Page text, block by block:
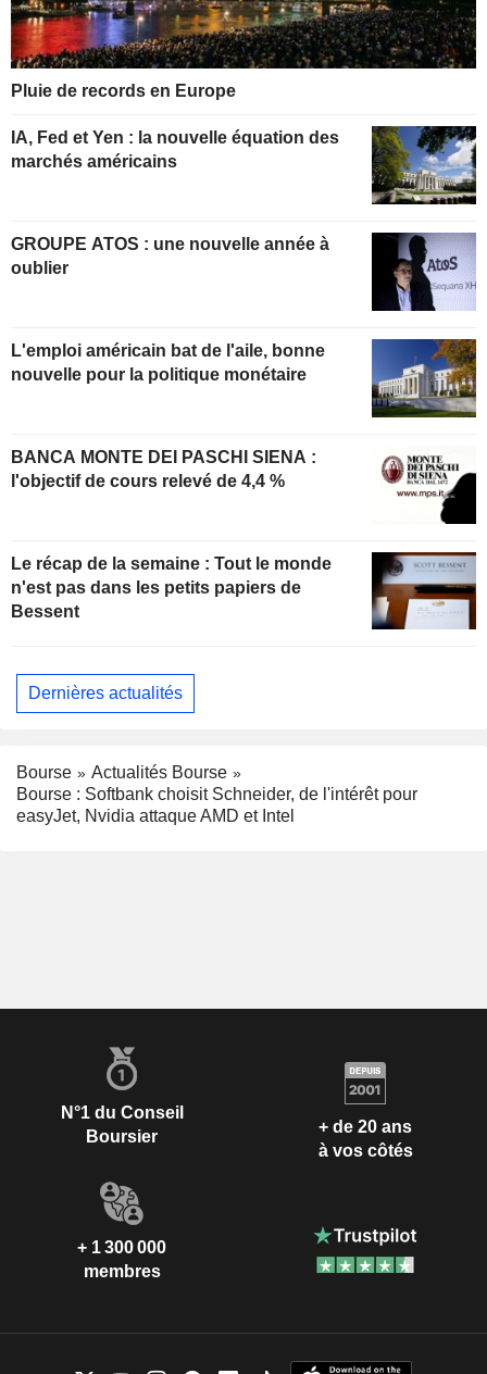
Pluie de records en Europe
IA, Fed et Yen : la nouvelle équation des
marchés américains
GROUPE ATOS : une nouvelle année à
oublier
L'emploi américain bat de l'aile, bonne
nouvelle pour la politique monétaire
BANCA MONTE DEI PASCHI SIENA :
l'objectif de cours relevé de 4,4 %
Le récap de la semaine : Tout le monde
n'est pas dans les petits papiers de
Bessent
Dernières actualités
Bourse
Actualités Bourse
Bourse : Softbank choisit Schneider, de l'intérêt pour
easyJet, Nvidia attaque AMD et Intel
N°1 du Conseil
Boursier
+ de 20 ans
à vos côtés
+ 1 300 000
membres